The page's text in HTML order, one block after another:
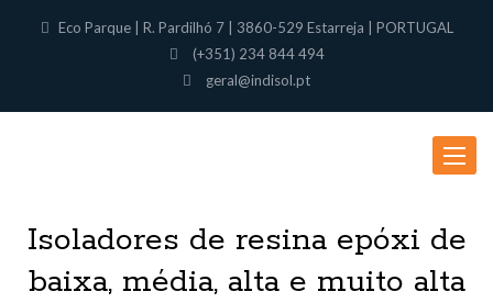
Eco Parque | R. Pardilhó 7 | 3860-529 Estarreja | PORTUGAL
(+351) 234 844 494
geral@indisol.pt
Toggle
Isoladores de resina epóxi de
baixa, média, alta e muito alta